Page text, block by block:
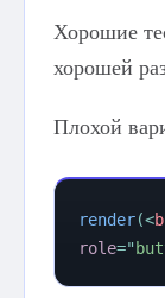
Хорошие
хорошей
Плохой
render(<
role="